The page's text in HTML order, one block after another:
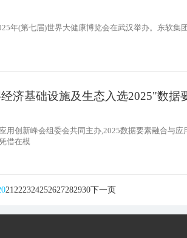
年(第七届)世界大健康博览会在武汉举办。东软集
济基础设施及生态入选2025"数据
用创新峰会组委会共同主办,2025数据要素融合与
借在模
21222324252627282930下一页